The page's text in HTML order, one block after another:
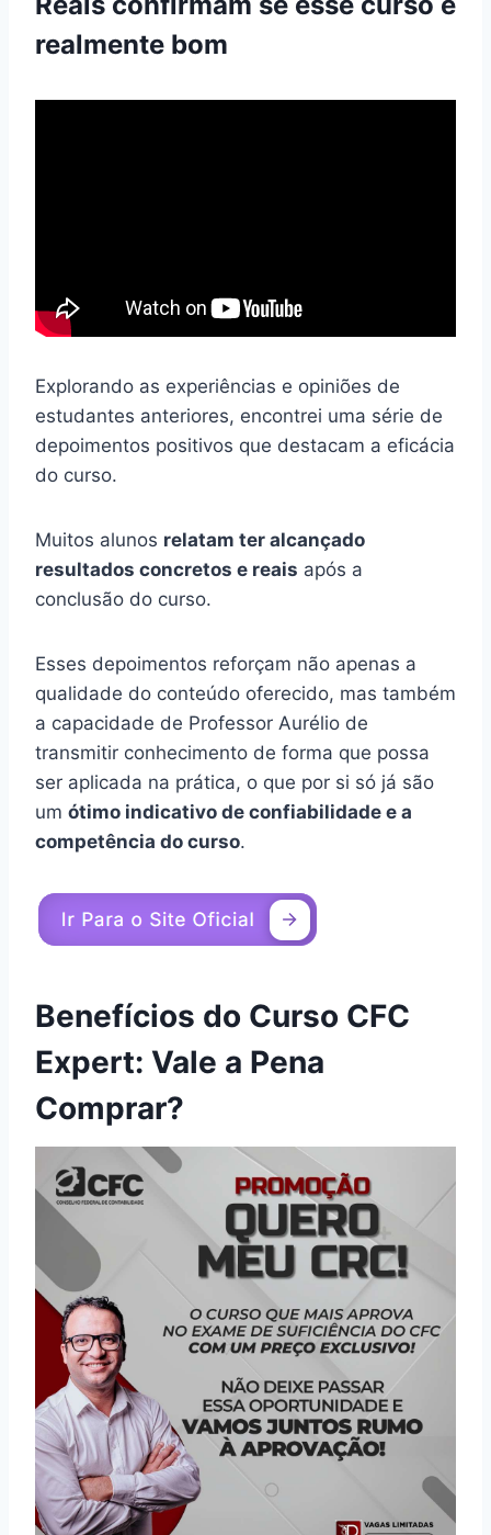
realmente bom
Explorando as experiências e opiniões de
estudantes anteriores, encontrei uma série de
depoimentos positivos que destacam a eficácia
do curso.
Muitos alunos relatam ter alcançado
resultados concretos e reais após a
conclusão do curso.
Esses depoimentos reforçam não apenas a
qualidade do conteúdo oferecido, mas também
a capacidade de Professor Aurélio de
transmitir conhecimento de forma que possa
ser aplicada na prática, o que por si só já são
um ótimo indicativo de confiabilidade e a
competência do curso.
Benefícios do Curso CFC
Expert: Vale a Pena
Comprar?